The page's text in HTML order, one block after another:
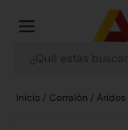
Inicio / Corralón / Áridos